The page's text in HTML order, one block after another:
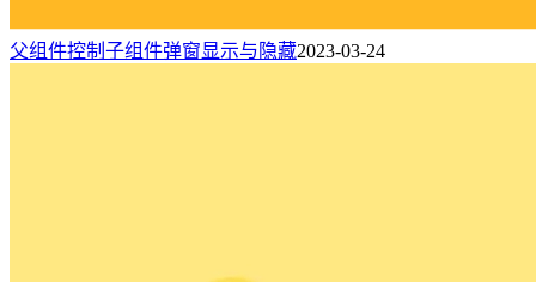
父组件控制子组件弹窗显示与隐藏2023-03-24